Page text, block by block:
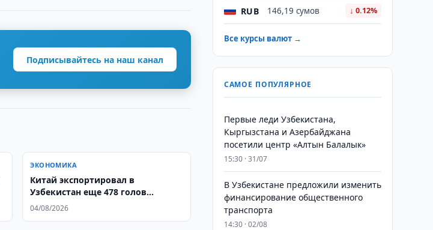
Подписывайтесь на наш канал
ЭКОНОМИКА
Китай экспортировал в
Узбекистан еще 478 голов
крупного рогатого скота
04/08/2026
RUB 146,19 сумов ↓ 0.12%
Все курсы валют →
САМОЕ ПОПУЛЯРНОЕ
Первые леди Узбекистана,
Кыргызстана и Азербайджана
посетили центр «Алтын Балалык»
15:30 · 31/07
В Узбекистане предложили изменить
финансирование общественного
транспорта
14:30 · 02/08